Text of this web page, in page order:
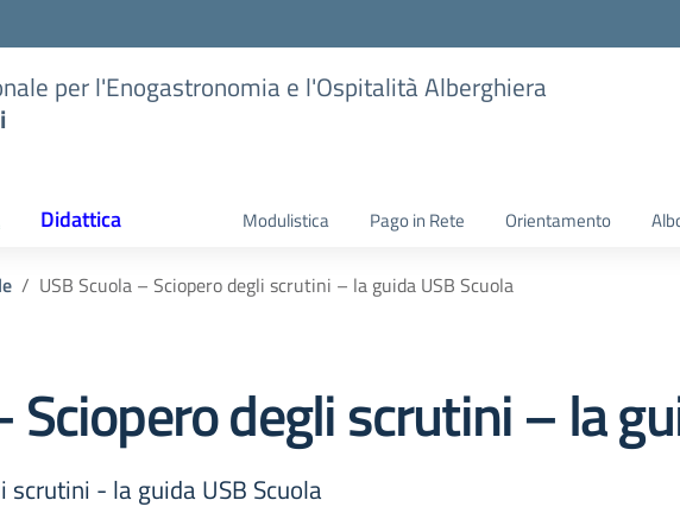
per l'Enogastronomia e l'Ospitalità Alberghiera
Didattica Modulistica Pago in Rete Orientamento
USB Scuola – Sciopero degli scrutini – la guida USB Scuola
Sciopero degli scrutini – la
scrutini - la guida USB Scuola